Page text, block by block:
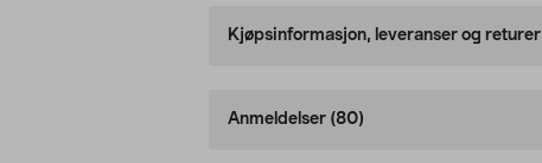
Kjøpsinformasjon, leveranser og returer
Anmeldelser (80)